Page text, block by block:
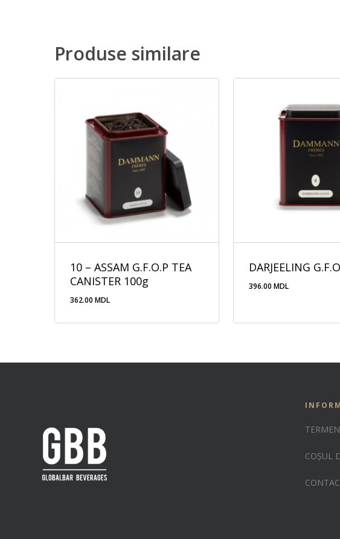
Produse similare
10 – ASSAM G.F.O.P TEA
CANISTER 100g
362.00 MDL
DARJEELING
396.00MDL
COȘUL